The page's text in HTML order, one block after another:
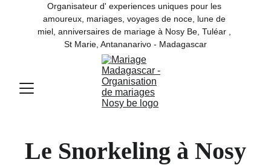
Organisateur d' experiences uniques pour les
amoureux, mariages, voyages de noce, lune de
miel, anniversaires de mariage à Nosy Be, Tuléar ,
St Marie, Antananarivo - Madagascar
Le Snorkeling à Nosy